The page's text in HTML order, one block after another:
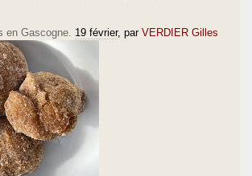
en Gascogne. 19 février, par VERDIER Gilles